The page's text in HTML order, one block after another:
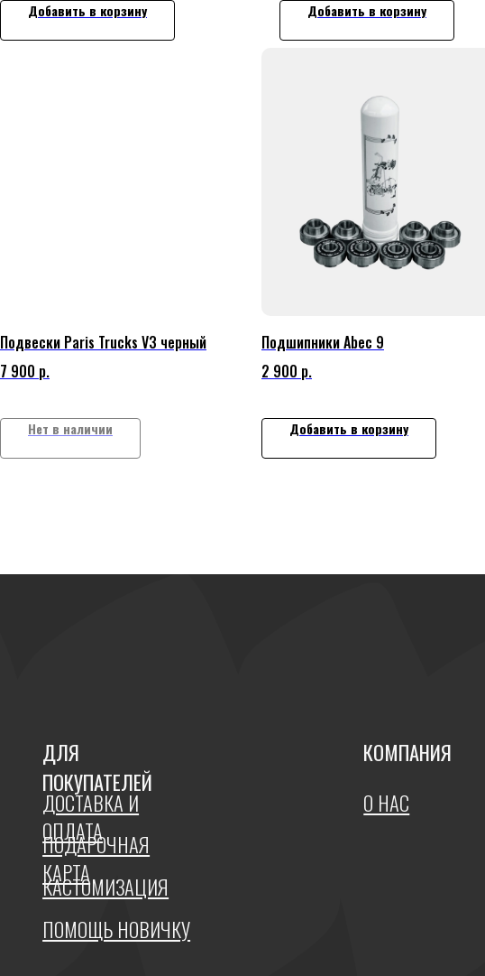
Добавить в корзину Добавить в корзину
Подвески Paris Trucks V3 черный
7 900 р.
Нет в наличии
Подшипники Abec 9
2 900 р.
Добавить в корзину
ПОЛИТИКА КОНФИДЕНЦИАЛЬНОСТИ